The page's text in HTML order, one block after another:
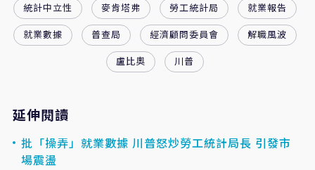
統計中立性
麥肯塔弗 勞工統計局
就業報告
就業數據
普查局 經濟顧問委員會
解職風波
盧比奧
川普
延伸閱讀
批「操弄」就業數據 川普怒炒勞工統計局長 引發市
場震盪